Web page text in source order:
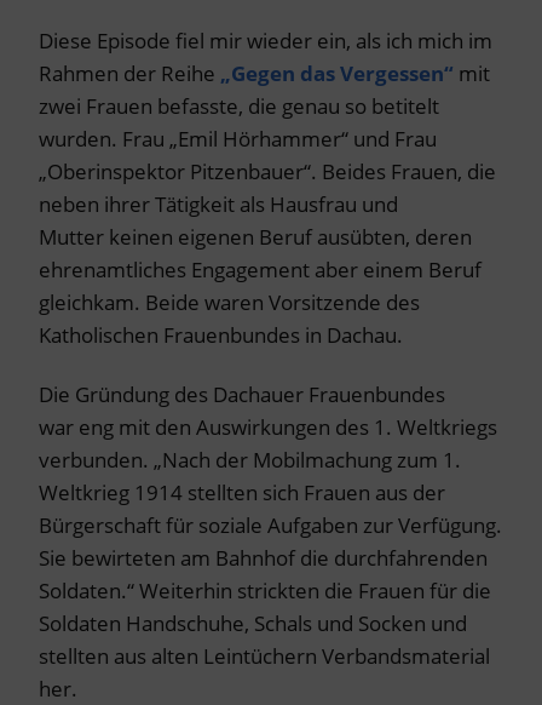
Diese Episode fiel mir wieder ein, als ich mich im
Rahmen der Reihe „Gegen das Vergessen“ mit
zwei Frauen befasste, die genau so betitelt
wurden. Frau „Emil Hörhammer“ und Frau
„Oberinspektor Pitzenbauer“. Beides Frauen, die
neben ihrer Tätigkeit als Hausfrau und
Mutter keinen eigenen Beruf ausübten, deren
ehrenamtliches Engagement aber einem Beruf
gleichkam. Beide waren Vorsitzende des
Katholischen Frauenbundes in Dachau.
Die Gründung des Dachauer Frauenbundes
war eng mit den Auswirkungen des 1. Weltkriegs
verbunden. „Nach der Mobilmachung zum 1.
Weltkrieg 1914 stellten sich Frauen aus der
Bürgerschaft für soziale Aufgaben zur Verfügung.
Sie bewirteten am Bahnhof die durchfahrenden
Soldaten.“ Weiterhin strickten die Frauen für die
Soldaten Handschuhe, Schals und Socken und
stellten aus alten Leintüchern Verbandsmaterial
her.